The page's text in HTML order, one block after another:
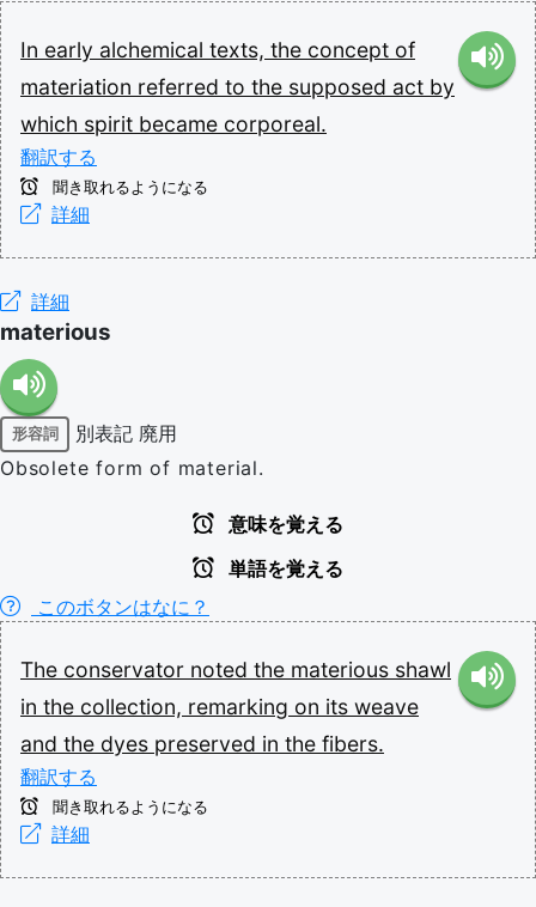
In early alchemical texts, the concept of
materiation referred to the supposed act by
which spirit became corporeal.
翻訳する
聞き取れるようになる
詳細
詳細
materious
形容詞 別表記 廃用
Obsolete form of material.
意味を覚える
単語を覚える
このボタンはなに？
The conservator noted the materious shawl
in the collection, remarking on its weave
and the dyes preserved in the fibers.
翻訳する
聞き取れるようになる
詳細